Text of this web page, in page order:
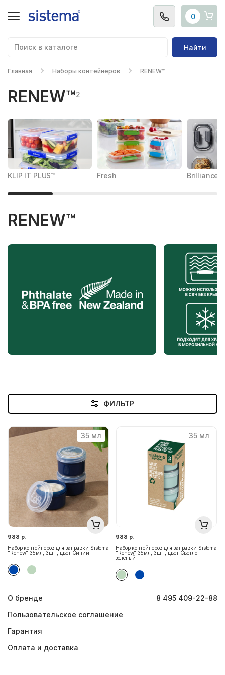
0
Найти
Главная Наборы контейнеров RENEW™
RENEW™2
KLIP IT PLUS™ Fresh Brilliance™
RENEW™
ФИЛЬТР
New 35 мл
Набор контейнеров для заправки Sistema
"Renew" 35мл, 3шт., цвет Синий
988 р.
35 мл
Набор контейнеров для заправки Sistema
"Renew" 35мл, 3шт., цвет Светло-
зеленый
988 р.
О бренде
Пользовательское соглашение
Гарантия
Оплата и доставка
8 495 409-22-88